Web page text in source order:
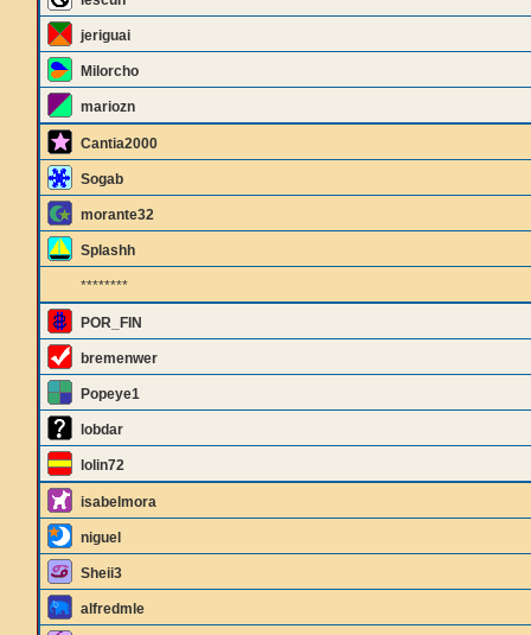
jeriguai
Milorcho
mariozn
Cantia2000
Sogab
morante32
Splashh
********
POR_FIN
bremenwer
Popeye1
lobdar
lolin72
isabelmora
niguel
Sheii3
alfredmle